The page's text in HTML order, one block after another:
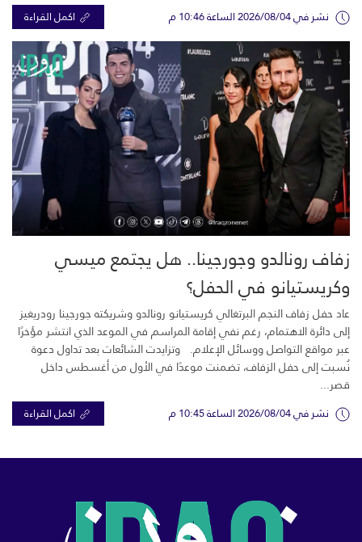
نشر في 2026/08/04 الساعة 10:46 م اكمل القراءة
زفاف رونالدو وجورجينا.. هل يجتمع ميسي
وكريستيانو في الحفل؟
عاد حفل زفاف النجم البرتغالي كريستيانو رونالدو وشريكته جورجينا رودريغيز
إلى دائرة الاهتمام، رغم نفي إقامة المراسم في الموعد الذي انتشر مؤخرًا
عبر مواقع التواصل ووسائل الإعلام. وتزايدت الشائعات بعد تداول دعوة
نُسبت إلى حفل الزفاف، تضمنت موعدًا في الأول من أغسطس داخل
قصر...
نشر في 2026/08/04 الساعة 10:45 م اكمل القراءة